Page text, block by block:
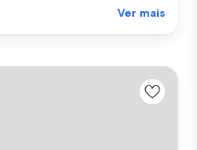
Ver mais